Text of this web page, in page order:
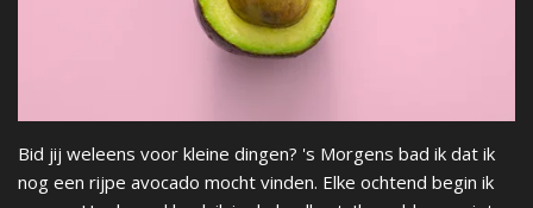
Bid jij weleens voor kleine dingen? 's Morgens bad ik dat ik
nog een rijpe avocado mocht vinden. Elke ochtend begin ik